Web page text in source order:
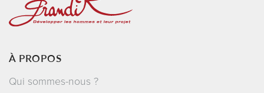
À PROPOS
Qui sommes-nous ?